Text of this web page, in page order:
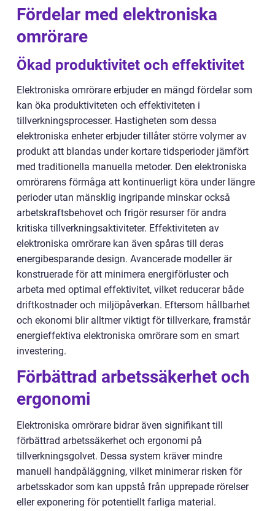
Fördelar med elektroniska
omrörare
Ökad produktivitet och effektivitet
Elektroniska omrörare erbjuder en mängd fördelar som
kan öka produktiviteten och effektiviteten i
tillverkningsprocesser. Hastigheten som dessa
elektroniska enheter erbjuder tillåter större volymer av
produkt att blandas under kortare tidsperioder jämfört
med traditionella manuella metoder. Den elektroniska
omrörarens förmåga att kontinuerligt köra under längre
perioder utan mänsklig ingripande minskar också
arbetskraftsbehovet och frigör resurser för andra
kritiska tillverkningsaktiviteter. Effektiviteten av
elektroniska omrörare kan även spåras till deras
energibesparande design. Avancerade modeller är
konstruerade för att minimera energiförluster och
arbeta med optimal effektivitet, vilket reducerar både
driftkostnader och miljöpåverkan. Eftersom hållbarhet
och ekonomi blir alltmer viktigt för tillverkare, framstår
energieffektiva elektroniska omrörare som en smart
investering.
Förbättrad arbetssäkerhet och
ergonomi
Elektroniska omrörare bidrar även signifikant till
förbättrad arbetssäkerhet och ergonomi på
tillverkningsgolvet. Dessa system kräver mindre
manuell handpåläggning, vilket minimerar risken för
arbetsskador som kan uppstå från upprepade rörelser
eller exponering för potentiellt farliga material.